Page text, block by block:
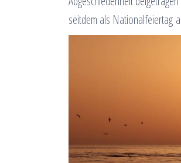
seitdem als Nationalfeiertag